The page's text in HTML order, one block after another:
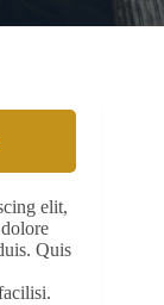
elit,
Quis